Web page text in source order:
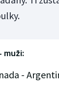
muži:
-